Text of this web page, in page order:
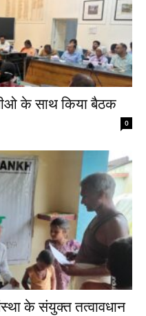
के साथ किया बैठक
0
के संयुक्त तत्वावधान